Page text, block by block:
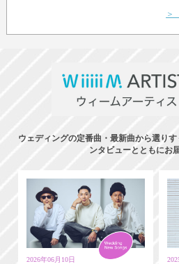
＞
ウェディングの定番曲・最新曲から選り
ンタビューとともにお
2026年06月10日